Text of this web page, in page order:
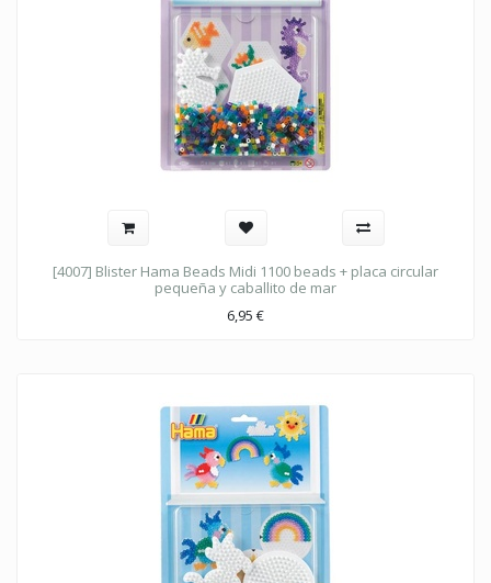
[4007] Blister Hama Beads Midi 1100 beads + placa circular
pequeña y caballito de mar
6,95 €